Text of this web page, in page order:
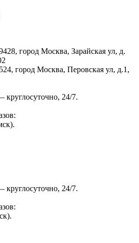
город Москва, Зарайская ул, д.
город Москва, Перовская ул, д.1,
круглосуточно, 24/7.
круглосуточно, 24/7.